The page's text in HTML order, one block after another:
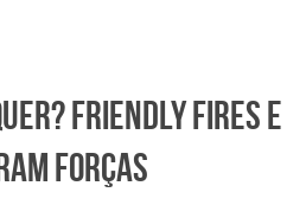
Friendly Fires e
forças